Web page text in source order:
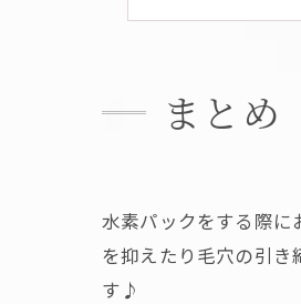
まとめ
水素パックをする際に
を抑えたり毛穴の引き
す♪